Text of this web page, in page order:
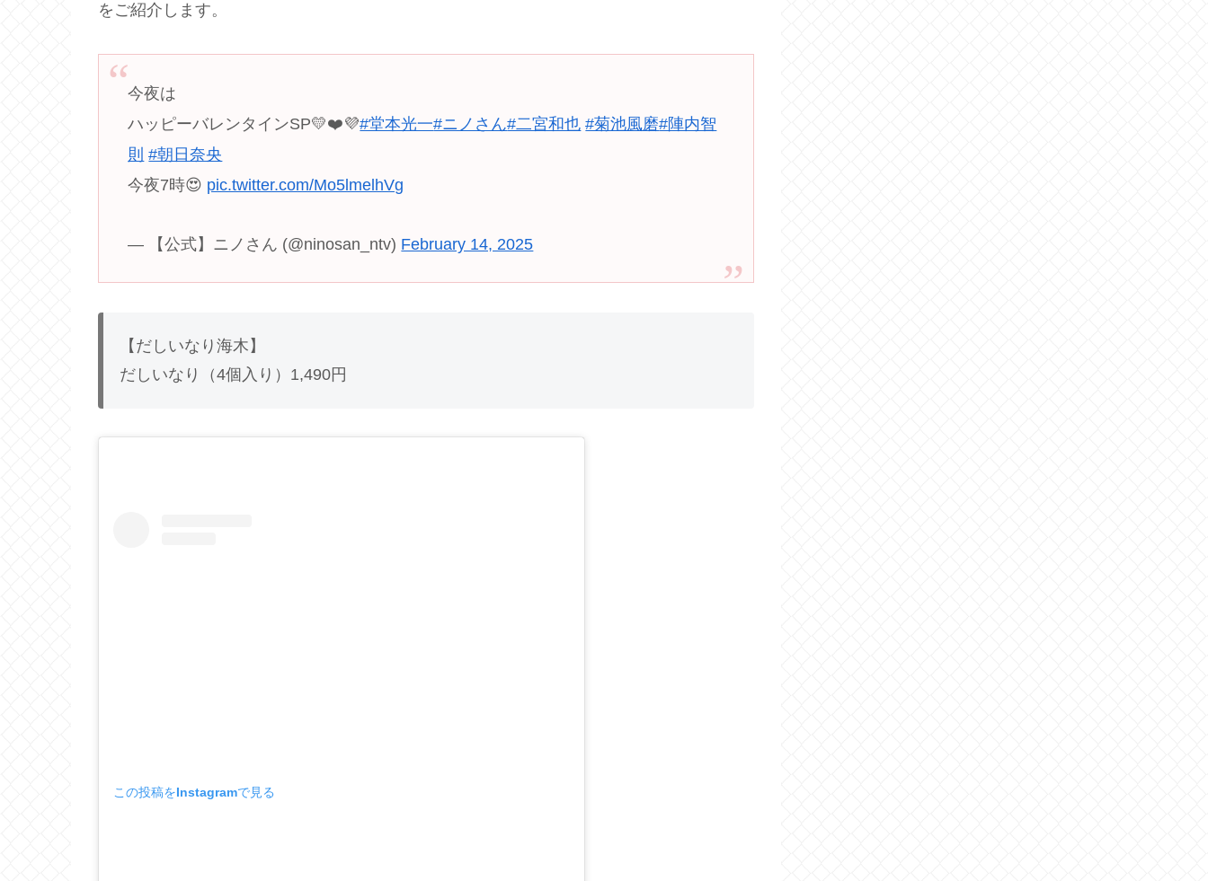
をご紹介します。
今夜は
ハッピーバレンタインSP💛❤️💜#堂本光一#ニノさん#二宮和也 #菊池風磨#陣内智
則 #朝日奈央
今夜7時😍 pic.twitter.com/Mo5lmelhVg
— 【公式】ニノさん (@ninosan_ntv) February 14, 2025
【だしいなり海木】
だしいなり（4個入り）1,490円
この投稿をInstagramで見る